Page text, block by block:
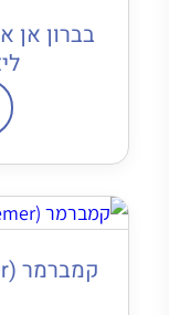
בברון אן